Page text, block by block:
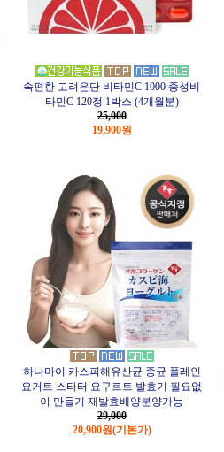
속편한 고려은단 비타민C 1000 중성비
타민C 120정 1박스 (4개월분)
25,000
19,900원
하나마이 카스피해유산균 종균 플레인
요거트 스타터 요구르트 발효기 필요없
이 만들기 재발효배양분양가능
29,000
20,900원(기본가)